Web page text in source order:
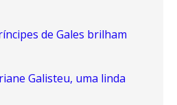
de Gales brilham
Galisteu, uma linda